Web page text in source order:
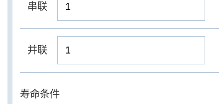
串联
并联
寿命条件